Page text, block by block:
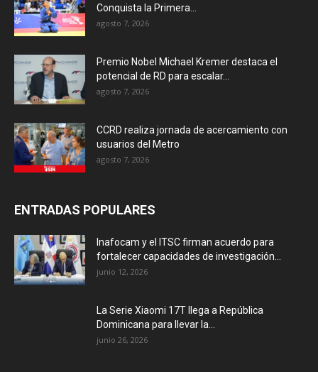
Conquista la Primera...
agosto 7, 2026
Premio Nobel Michael Kremer destaca el
potencial de RD para escalar...
agosto 7, 2026
CCRD realiza jornada de acercamiento con
usuarios del Metro
agosto 7, 2026
ENTRADAS POPULARES
Inafocam y el ITSC firman acuerdo para
fortalecer capacidades de investigación...
junio 12, 2026
La Serie Xiaomi 17T llega a República
Dominicana para llevar la...
junio 26, 2026